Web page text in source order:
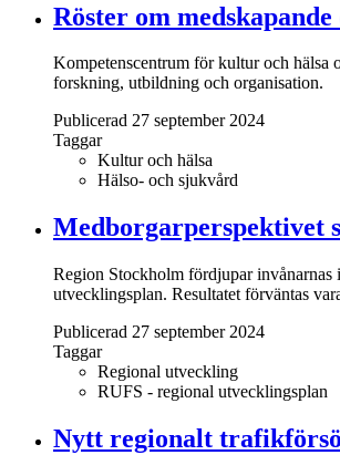
Röster om
Kompetenscentrum för kultur och hälsa
forskning, utbildning och organisation.
Publicerad 27 september 2024
Taggar
Kultur och hälsa
Hälso- och sjukvård
Medborgarperspektivet
Region Stockholm fördjupar invånarnas
utvecklingsplan. Resultatet förväntas
Publicerad 27 september 2024
Taggar
Regional utveckling
RUFS - regional utvecklingsplan
Nytt regionalt